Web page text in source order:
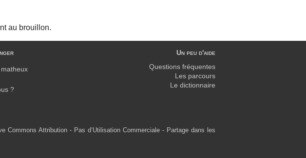
au brouillon.
?
Un peu d'aide
Questions fréquentes
Les parcours
Le dictionnaire
Attribution - Pas d’Utilisation Commerciale - Partage dans les